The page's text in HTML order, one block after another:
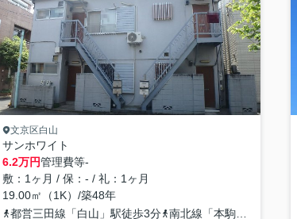
文京区白山
サンホワイト
6.2万円管理費等-
敷：1ヶ月 / 保：- / 礼：1ヶ月
19.00㎡（1K）/築48年
都営三田線「白山」駅徒歩3分
南北線「本駒込」駅徒歩9分